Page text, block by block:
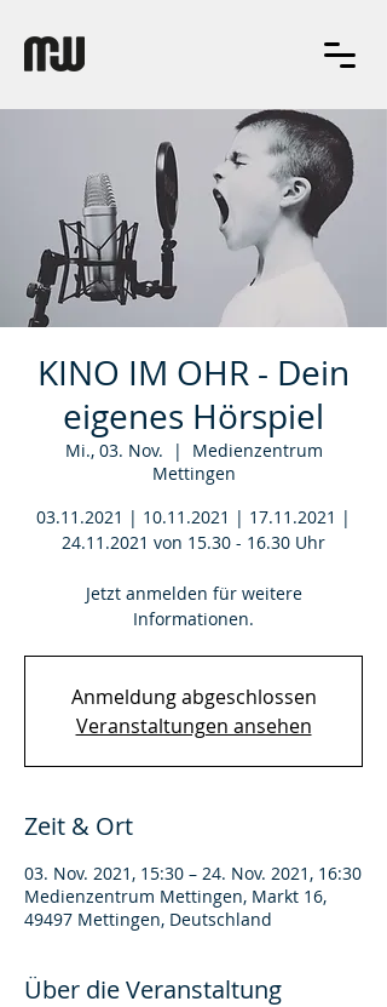
KINO IM OHR - Dein
eigenes Hörspiel
Mi., 03. Nov.
  |
Medienzentrum
Mettingen
03.11.2021 | 10.11.2021 | 17.11.2021 |
24.11.2021 von 15.30 - 16.30 Uhr
Jetzt anmelden für weitere
Informationen.
Anmeldung abgeschlossen
Veranstaltungen ansehen
Zeit & Ort
03. Nov. 2021, 15:30 – 24. Nov. 2021, 16:30
Medienzentrum Mettingen, Markt 16,
49497 Mettingen, Deutschland
Über die Veranstaltung